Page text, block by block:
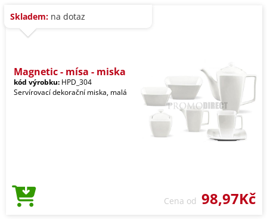
Skladem: na dotaz
Magnetic - mísa - miska
kód výrobku: HPD_304
Servírovací dekorační miska, malá
Cena od 98,97Kč